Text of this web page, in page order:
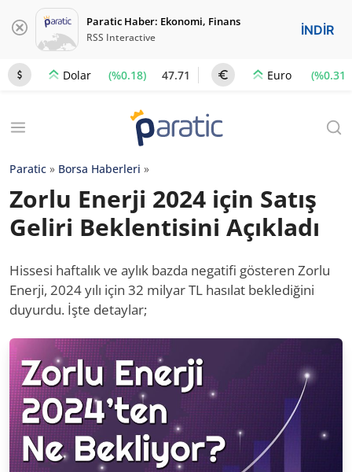
Paratic Haber: Ekonomi, Finans
RSS Interactive İNDİR
Dolar (%0.18) 47.71 Euro (%0.31)
Paratic » Borsa Haberleri »
Zorlu Enerji 2024 için Satış
Geliri Beklentisini Açıkladı
Hissesi haftalık ve aylık bazda negatifi gösteren Zorlu
Enerji, 2024 yılı için 32 milyar TL hasılat beklediğini
duyurdu. İşte detaylar;